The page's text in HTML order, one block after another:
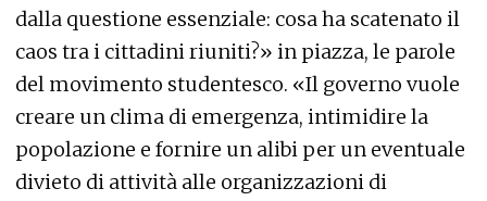
dalla questione essenziale: cosa ha scatenato il
caos tra i cittadini riuniti?» in piazza, le parole
del movimento studentesco. «Il governo vuole
creare un clima di emergenza, intimidire la
popolazione e fornire un alibi per un eventuale
divieto di attività alle organizzazioni di